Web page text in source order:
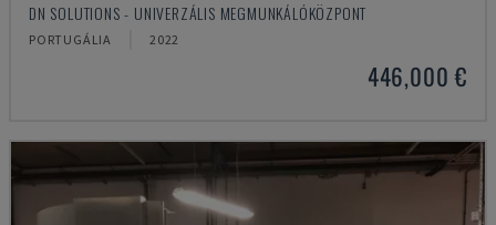
DN SOLUTIONS - UNIVERZÁLIS MEGMUNKÁLÓKÖZPONT
PORTUGÁLIA 2022
446,000 €